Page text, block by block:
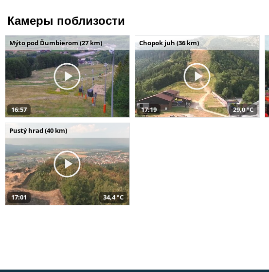
Камеры поблизости
Mýto pod Ďumbierom (27 km)
16:57
Chopok juh (36 km)
17:19 29,0 °C
Pustý hrad (40 km)
17:01 34,4 °C